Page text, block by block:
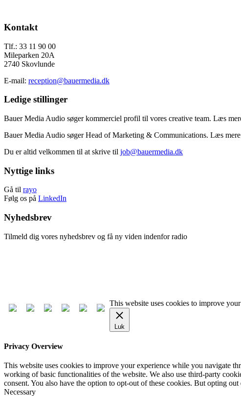
Footer
Kontakt
Tlf.: 33 11 90 00
Mileparken 20A
2740 Skovlunde
E-mail: reception@bauermedia.dk
Ledige stillinger
Bauer Media Audio søger kommerciel profil til vores creative team. Læs
Bauer Media Audio søger Head of Marketing & Communications. Læs mere
Du er altid velkommen til at skrive til job@bauermedia.dk
Nyttige links
Gå til rayo
Følg os på LinkedIn
Nyhedsbrev
Tilmeld dig vores nyhedsbrev og få ny viden indenfor radio
This website uses cookies to improve
Luk
Privacy Overview
This website uses cookies to improve your experience while you navigate
working of basic functionalities of the website. We also use third-party
consent. You also have the option to opt-out of these cookies. But opting
Necessary